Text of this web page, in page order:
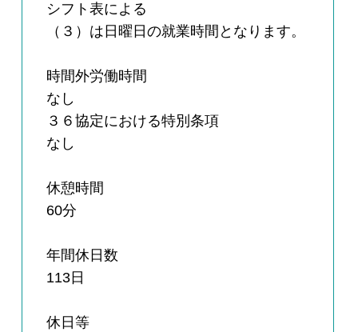
シフト表による
（３）は日曜日の就業時間となります。
時間外労働時間
なし
３６協定における特別条項
なし
休憩時間
60分
年間休日数
113日
休日等